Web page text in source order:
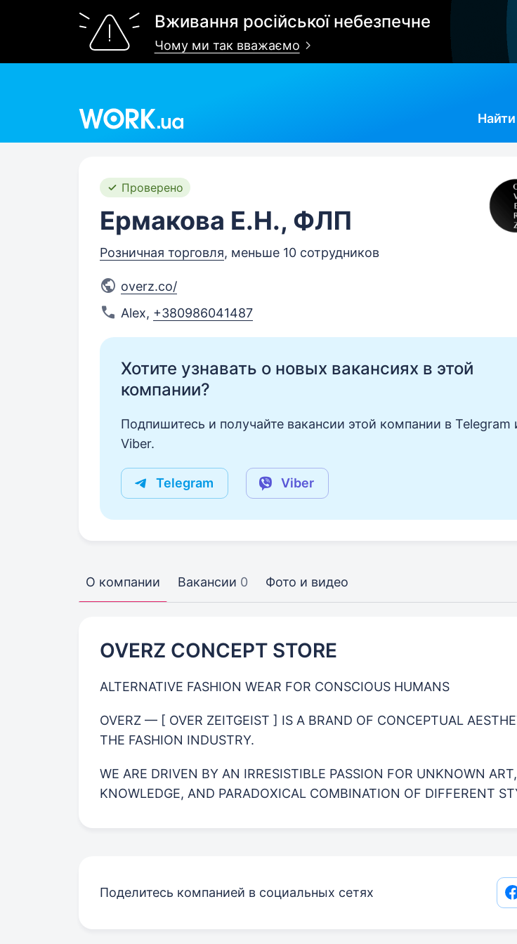
Вживання російської небезпечне
Чому ми так вважаємо
Найти
Проверено
Ермакова Е.Н., ФЛП
Розничная торговля, меньше 10 сотрудников
overz.co/
Alex, +380986041487
Хотите узнавать о новых вакансиях в этой
компании?
Подпишитесь и получайте вакансии этой компании в Telegram
Viber.
Telegram Viber
О компании Вакансии 0 Фото и видео
OVERZ CONCEPT STORE
ALTERNATIVE FASHION WEAR FOR CONSCIOUS HUMANS
OVERZ — [ OVER ZEITGEIST ] IS A BRAND OF CONCEPTUAL
THE FASHION INDUSTRY.
WE ARE DRIVEN BY AN IRRESISTIBLE PASSION FOR UNKNOWN
KNOWLEDGE, AND PARADOXICAL COMBINATION OF DIFFERENT
Поделитесь компанией в социальных сетях